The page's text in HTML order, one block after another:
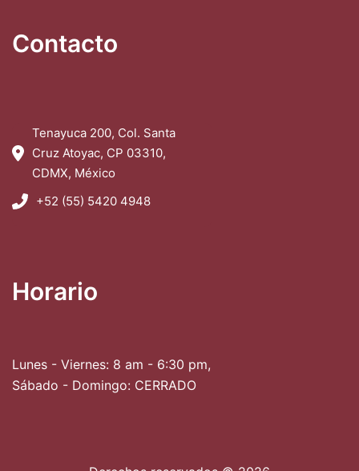
Contacto
Tenayuca 200, Col. Santa
Cruz Atoyac, CP 03310,
CDMX, México
+52 (55) 5420 4948
Horario
Lunes - Viernes: 8 am - 6:30 pm,
Sábado - Domingo: CERRADO